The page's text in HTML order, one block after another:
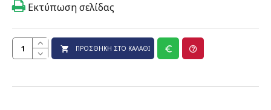
ΠΡΟΣΘΉΚΗ ΣΤΟ ΚΑΛΆΘΙ
Εκτύπωση σελίδας